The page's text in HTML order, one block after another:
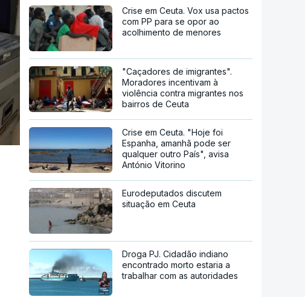
Crise em Ceuta. Vox usa pactos
com PP para se opor ao
acolhimento de menores
"Caçadores de imigrantes".
Moradores incentivam à
violência contra migrantes nos
bairros de Ceuta
Crise em Ceuta. "Hoje foi
Espanha, amanhã pode ser
qualquer outro País", avisa
António Vitorino
Eurodeputados discutem
situação em Ceuta
Droga PJ. Cidadão indiano
encontrado morto estaria a
trabalhar com as autoridades